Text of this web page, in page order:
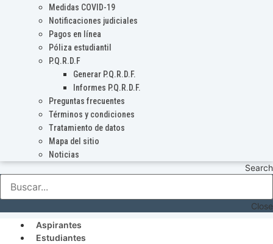
Medidas COVID-19
Notificaciones judiciales
Pagos en línea
Póliza estudiantil
P.Q.R.D.F
Generar P.Q.R.D.F.
Informes P.Q.R.D.F.
Preguntas frecuentes
Términos y condiciones
Tratamiento de datos
Mapa del sitio
Noticias
Search
Close
Aspirantes
Estudiantes